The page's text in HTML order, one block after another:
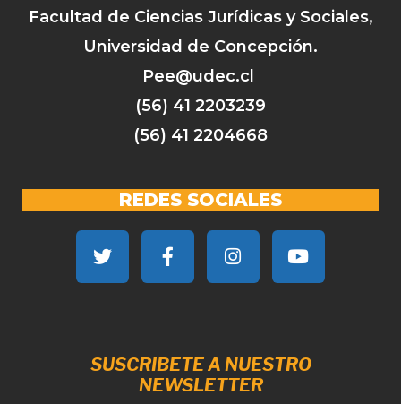
Facultad de Ciencias Jurídicas y Sociales,
Universidad de Concepción.
Pee@udec.cl
(56) 41 2203239
(56) 41 2204668
REDES SOCIALES
SUSCRIBETE A NUESTRO
NEWSLETTER